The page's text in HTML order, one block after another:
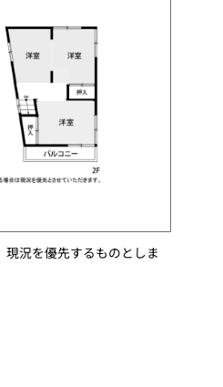
況を優先するものとしま